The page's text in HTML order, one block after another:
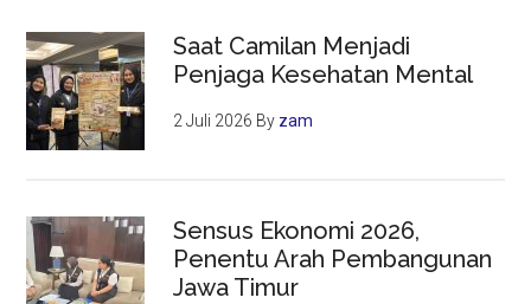
Saat Camilan Menjadi
Penjaga Kesehatan Mental
2 Juli 2026 By zam
Sensus Ekonomi 2026,
Penentu Arah Pembangunan
Jawa Timur